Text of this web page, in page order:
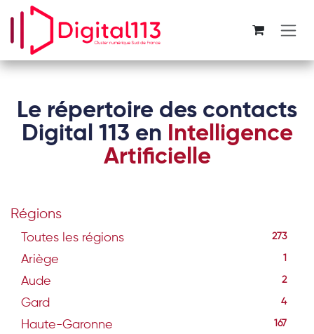
Se rendre au contenu
Le répertoire des contacts
Digital 113 en Intelligence
Artificielle
Régions
Toutes les régions 273
Ariège 1
Aude 2
Gard 4
Haute-Garonne 167